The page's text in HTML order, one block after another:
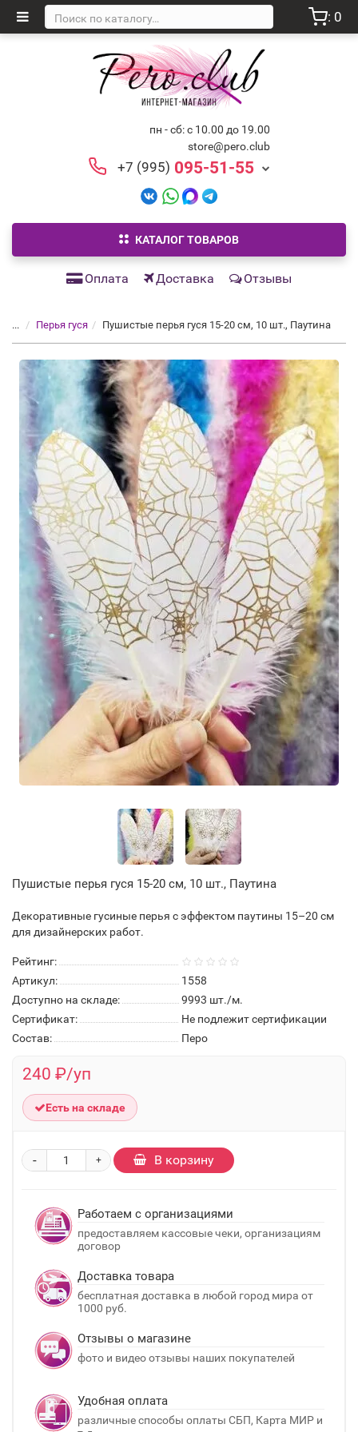
: 0
пн - сб: с 10.00 до 19.00
store@pero.club
+7 (995) 095-51-55
КАТАЛОГ ТОВАРОВ
Оплата Доставка Отзывы
... Перья гуся Пушистые перья гуся 15-20 см, 10 шт., Паутина
Пушистые перья гуся 15-20 см, 10 шт., Паутина
Декоративные гусиные перья с эффектом паутины 15–20 см
для дизайнерских работ.
Рейтинг:
Артикул:
1558
Доступно на складе:
9993 шт./м.
Сертификат:
Не подлежит сертификации
Состав:
Перо
240 ₽/уп
Есть на складе
+
- В корзину
Работаем с организациями
предоставляем кассовые чеки, организациям
договор
Доставка товара
бесплатная доставка в любой город мира от
1000 руб.
Отзывы о магазине
фото и видео отзывы наших покупателей
Удобная оплата
различные способы оплаты СБП, Карта МИР и